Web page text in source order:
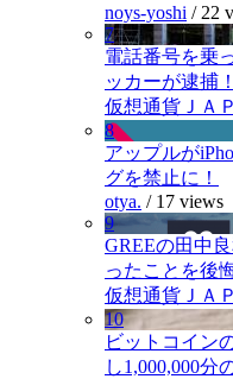
noys-yoshi / 22
7
電話番号を乗
ッカーが逮捕
仮想通貨ＪＡ
8
アップルが
グを禁止に！
otya. / 17 views
9
GREEの田中
ったことを後
仮想通貨ＪＡ
10
ビットコイン
し1,000,000分